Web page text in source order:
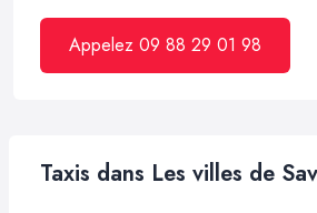
Appelez 09 88 29 01 98
Taxis dans Les villes de